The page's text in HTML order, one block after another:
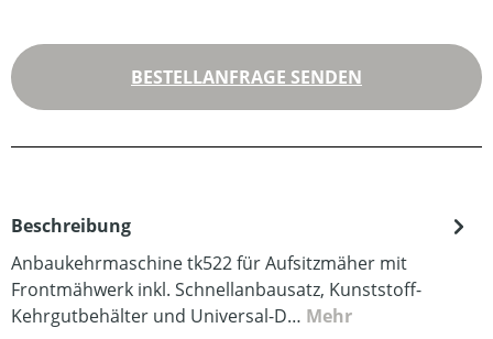
BESTELLANFRAGE SENDEN
Beschreibung
Anbaukehrmaschine tk522 für Aufsitzmäher mit
Frontmähwerk inkl. Schnellanbausatz, Kunststoff-
Kehrgutbehälter und Universal-D… Mehr